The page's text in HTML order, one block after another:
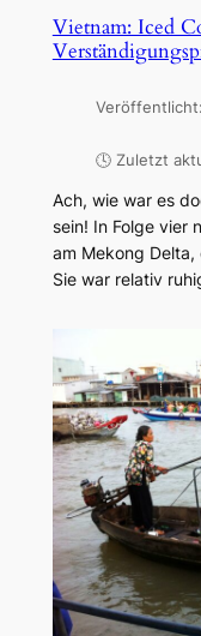
Vietnam: Iced
Veröffentlicht:
🕓 Zuletzt
Ach, wie war es
sein! In Folge vier
am Mekong
Sie war relativ